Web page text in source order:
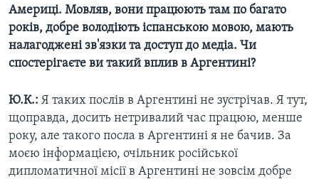
Америці. Мовляв, вони працюють там по багато
років, добре володіють іспанською мовою, мають
налагоджені зв'язки та доступ до медіа. Чи
спостерігаєте ви такий вплив в Аргентині?
Ю.К.: Я таких послів в Аргентині не зустрічав. Я тут,
щоправда, досить нетривалий час працюю, менше
року, але такого посла в Аргентині я не бачив. За
моєю інформацією, очільник російської
дипломатичної місії в Аргентині не зовсім добре